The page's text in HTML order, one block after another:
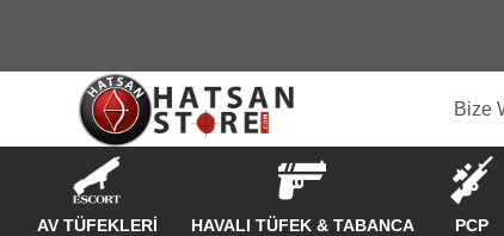
Bize
AV TÜFEKLERİ HAVALI TÜFEK & TABANCA PCP